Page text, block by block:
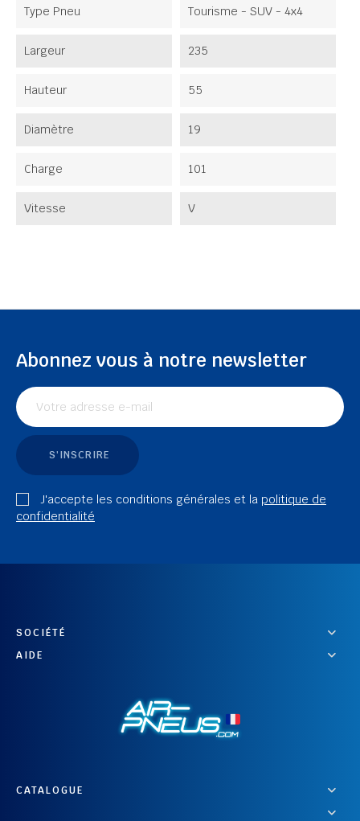
Type Pneu Tourisme - SUV - 4x4
Largeur 235
Hauteur 55
Diamètre 19
Charge 101
Vitesse V
Abonnez vous à notre newsletter
S'INSCRIRE
J'accepte les conditions générales et la politique de
confidentialité
SOCIÉTÉ
AIDE
CATALOGUE